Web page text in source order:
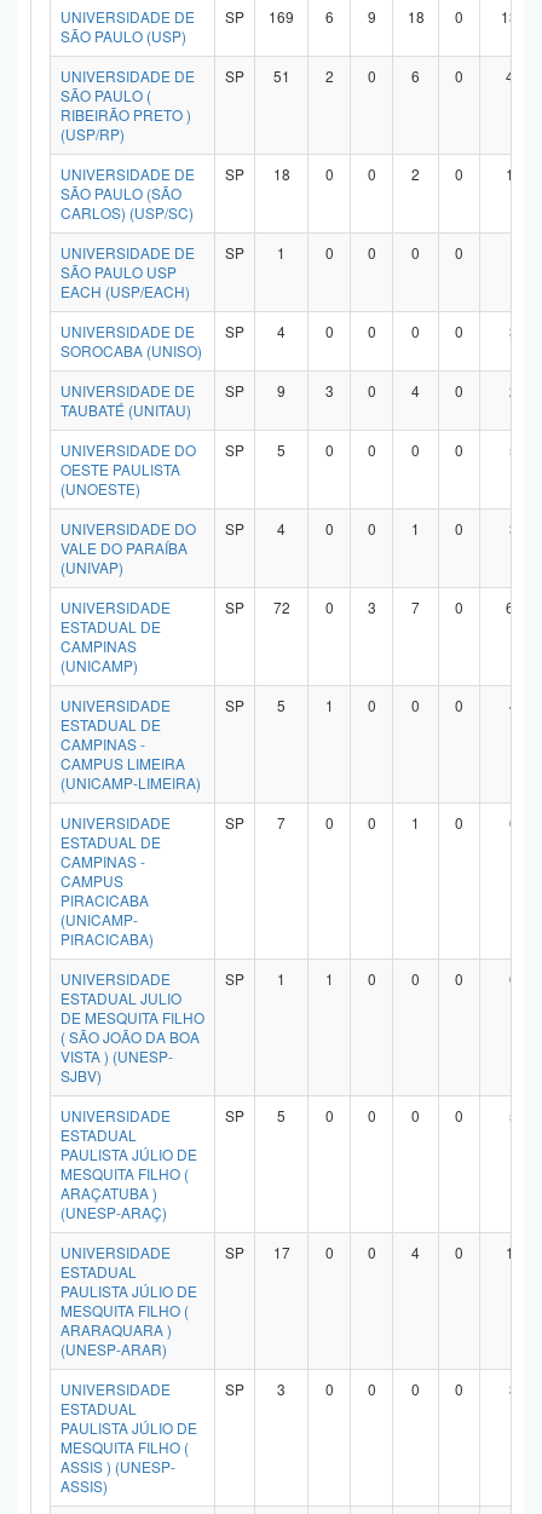
UNIVERSIDADE DE
SÃO PAULO (USP)
SP 169 6 9 18 0 134
UNIVERSIDADE DE
SÃO PAULO (
RIBEIRÃO PRETO )
(USP/RP)
SP 51 2 0 6 0 42
UNIVERSIDADE DE
SÃO PAULO (SÃO
CARLOS) (USP/SC)
SP 18 0 0 2 0 15
UNIVERSIDADE DE
SÃO PAULO USP
EACH (USP/EACH)
SP 1 0 0 0 0
UNIVERSIDADE DE
SOROCABA (UNISO)
SP 4 0 0 0 0 3
UNIVERSIDADE DE
TAUBATÉ (UNITAU)
SP 9 3 0 4 0 2
UNIVERSIDADE DO
OESTE PAULISTA
(UNOESTE)
SP 5 0 0 0 0 5
UNIVERSIDADE DO
VALE DO PARAÍBA
(UNIVAP)
SP 4 0 0 1 0 3
UNIVERSIDADE
ESTADUAL DE
CAMPINAS
(UNICAMP)
SP 72 0 3 7 0 60
UNIVERSIDADE
ESTADUAL DE
CAMPINAS -
CAMPUS LIMEIRA
(UNICAMP-LIMEIRA)
SP 5 1 0 0 0 4
UNIVERSIDADE
ESTADUAL DE
CAMPINAS -
CAMPUS
PIRACICABA
(UNICAMP-
PIRACICABA)
SP 7 0 0 1 0 6
UNIVERSIDADE
ESTADUAL JULIO
DE MESQUITA FILHO
( SÃO JOÃO DA BOA
VISTA ) (UNESP-
SJBV)
SP 1 1 0 0 0 0
UNIVERSIDADE
ESTADUAL
PAULISTA JÚLIO DE
MESQUITA FILHO (
ARAÇATUBA )
(UNESP-ARAÇ)
SP 5 0 0 0 0 5
UNIVERSIDADE
ESTADUAL
PAULISTA JÚLIO DE
MESQUITA FILHO (
ARARAQUARA )
(UNESP-ARAR)
SP 17 0 0 4 0 13
UNIVERSIDADE
ESTADUAL
PAULISTA JÚLIO DE
MESQUITA FILHO (
ASSIS ) (UNESP-
ASSIS)
SP 3 0 0 0 0 3